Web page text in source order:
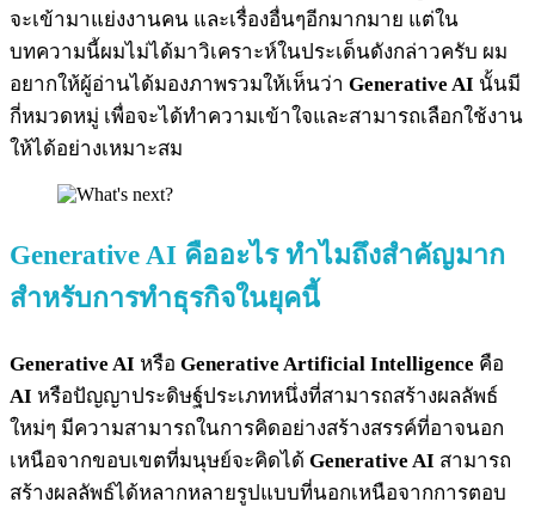
จะเข้ามาแย่งงานคน และเรื่องอื่นๆอีกมากมาย แต่ใน
บทความนี้ผมไม่ได้มาวิเคราะห์ในประเด็นดังกล่าวครับ ผม
อยากให้ผู้อ่านได้มองภาพรวมให้เห็นว่า Generative AI นั้นมี
กี่หมวดหมู่ เพื่อจะได้ทำความเข้าใจและสามารถเลือกใช้งาน
ให้ได้อย่างเหมาะสม
Generative AI คืออะไร ทำไมถึงสำคัญมาก
สำหรับการทำธุรกิจในยุคนี้
Generative AI หรือ Generative Artificial Intelligence คือ
AI หรือปัญญาประดิษฐ์ประเภทหนึ่งที่สามารถสร้างผลลัพธ์
ใหม่ๆ มีความสามารถในการคิดอย่างสร้างสรรค์ที่อาจนอก
เหนือจากขอบเขตที่มนุษย์จะคิดได้ Generative AI สามารถ
สร้างผลลัพธ์ได้หลากหลายรูปแบบที่นอกเหนือจากการตอบ